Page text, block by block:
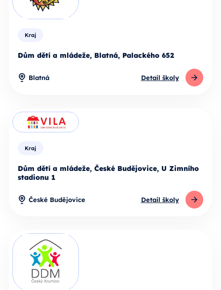
Kraj
Dům dětí a mládeže, Blatná, Palackého 652
Blatná Detail školy
Kraj
Dům dětí a mládeže, České Budějovice, U Zimního
stadionu 1
České Budějovice Detail školy